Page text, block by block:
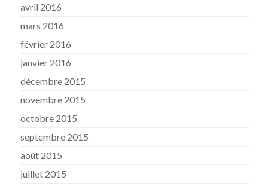
avril 2016
mars 2016
février 2016
janvier 2016
décembre 2015
novembre 2015
octobre 2015
septembre 2015
août 2015
juillet 2015